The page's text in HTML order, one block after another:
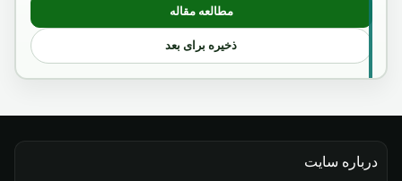
مطالعه مقاله: امیر عبدالرحمن خان
ذخیره برای بعد
درباره سایت